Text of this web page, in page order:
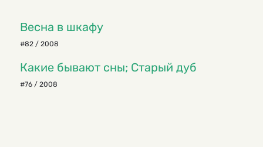
Весна в шкафу
#82 / 2008
Какие бывают сны; Старый дуб
#76 / 2008